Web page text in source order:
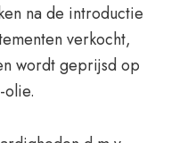
na de introductie
verkocht,
wordt geprijsd op
olie.